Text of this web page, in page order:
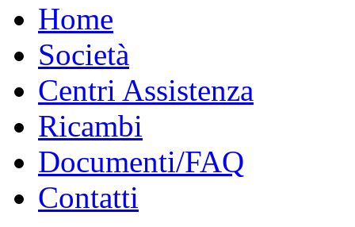
Home
Società
Centri Assistenza
Ricambi
Documenti/FAQ
Contatti